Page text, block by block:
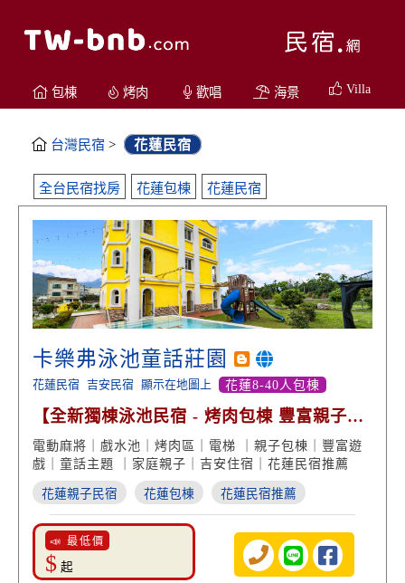
包棟 烤肉 歡唱 海景 Villa
台灣民宿 > 花蓮民宿
全台民宿找房 花蓮包棟 花蓮民宿
卡樂弗泳池童話莊園
花蓮民宿 吉安民宿 顯示在地圖上 花蓮8-40人包棟
【全新獨棟泳池民宿 - 烤肉包棟 豐富親子遊
戲】
電動麻將｜戲水池｜烤肉區｜電梯 ｜親子包棟｜豐富遊
戲｜童話主題 ｜家庭親子｜吉安住宿｜花蓮民宿推薦
花蓮親子民宿 花蓮包棟 花蓮民宿推薦
📣 最低價
$ 起